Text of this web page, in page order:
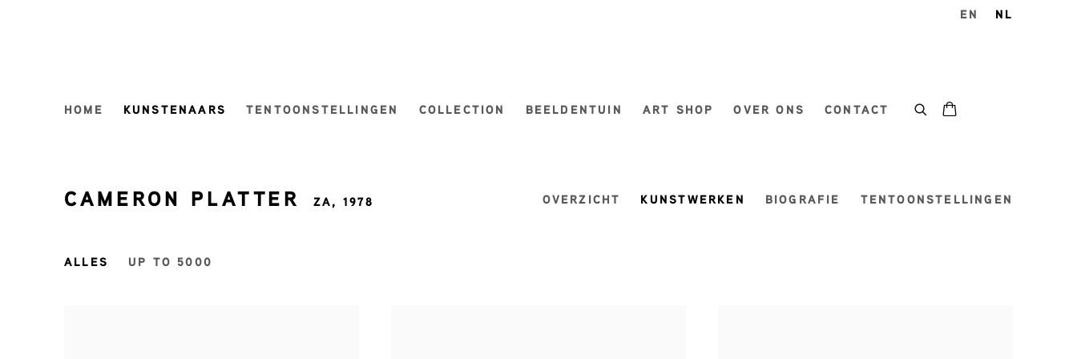
HOME KUNSTENAARS TENTOONSTELLINGEN COLLECTION BEELDENTUIN ART SHOP OVER ONS CONTACT
EN NL
CAMERON PLATTER ZA, 1978 OVERZICHT KUNSTWERKEN BIOGRAFIE TENTOONSTELLINGEN
ALLES UP TO 5000